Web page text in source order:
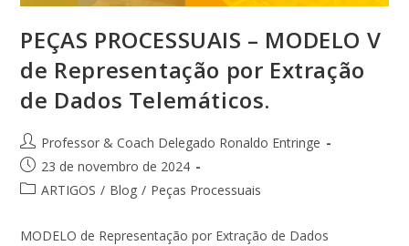
PEÇAS PROCESSUAIS – MODELO V
de Representação por Extração
de Dados Telemáticos.
Professor & Coach Delegado Ronaldo Entringe
23 de novembro de 2024
ARTIGOS / Blog / Peças Processuais
MODELO de Representação por Extração de Dados